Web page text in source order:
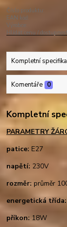
Číslo produktu:
EAN kód:
Výrobce:
Hlídat cenu /
Kompletní
Komentáře 0
Kompletní
PARAMETRY
patice: E27
napětí: 230V
rozměr: průměr
energetická třída:
příkon: 18W